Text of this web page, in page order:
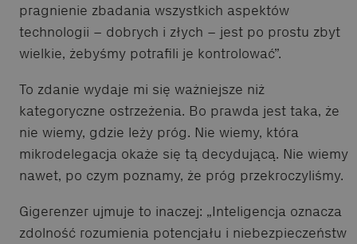
pragnienie zbadania wszystkich aspektów
technologii – dobrych i złych – jest po prostu zbyt
wielkie, żebyśmy potrafili je kontrolować”.
To zdanie wydaje mi się ważniejsze niż
kategoryczne ostrzeżenia. Bo prawda jest taka, że
nie wiemy, gdzie leży próg. Nie wiemy, która
mikrodelegacja okaże się tą decydującą. Nie wiemy
nawet, po czym poznamy, że próg przekroczyliśmy.
Gigerenzer ujmuje to inaczej: „Inteligencja oznacza
zdolność rozumienia potencjału i niebezpieczeństw